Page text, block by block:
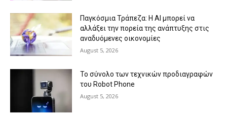
Παγκόσμια Τράπεζα: Η AI μπορεί να
αλλάξει την πορεία της ανάπτυξης στις
αναδυόμενες οικονομίες
August 5, 2026
Το σύνολο των τεχνικών προδιαγραφών
του Robot Phone
August 5, 2026